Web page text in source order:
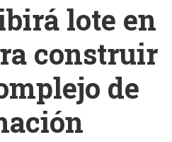
lote en
construir
de